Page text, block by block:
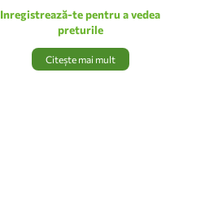
Inregistrează-te pentru a vedea
preturile
Citește mai mult